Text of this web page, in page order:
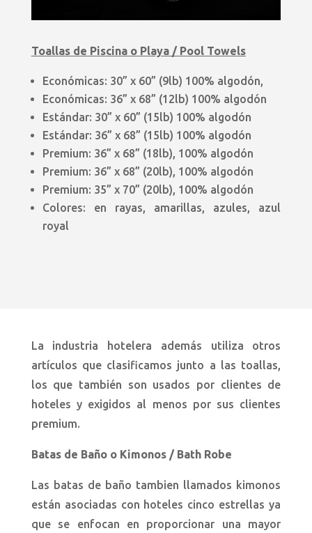
Toallas de Piscina o Playa / Pool Towels
Económicas: 30” x 60” (9lb) 100% algodón,
Económicas: 36” x 68” (12lb) 100% algodón
Estándar: 30” x 60” (15lb) 100% algodón
Estándar: 36” x 68” (15lb) 100% algodón
Premium: 36” x 68” (18lb), 100% algodón
Premium: 36” x 68” (20lb), 100% algodón
Premium: 35” x 70” (20lb), 100% algodón
Colores: en rayas, amarillas, azules, azul
royal
La industria hotelera además utiliza otros
artículos que clasificamos junto a las toallas,
los que también son usados por clientes de
hoteles y exigidos al menos por sus clientes
premium.
Batas de Baño o Kimonos / Bath Robe
Las batas de baño tambien llamados kimonos
están asociadas con hoteles cinco estrellas ya
que se enfocan en proporcionar una mayor